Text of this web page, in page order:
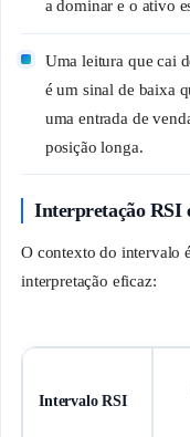
a dominar e o ativo
Uma leitura que cai
é um sinal de baixa
uma entrada de
posição longa.
Interpretação RSI
O contexto do intervalo
interpretação eficaz:
Intervalo RSI